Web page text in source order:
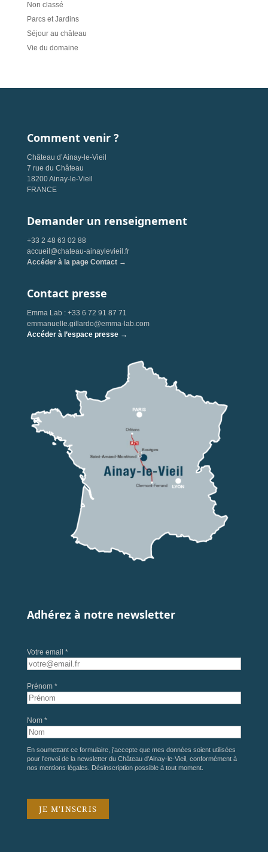
Non classé
Parcs et Jardins
Séjour au château
Vie du domaine
Comment venir ?
Château d’Ainay-le-Vieil
7 rue du Château
18200 Ainay-le-Vieil
FRANCE
Demander un renseignement
+33 2 48 63 02 88
accueil@chateau-ainaylevieil.fr
Accéder à la page Contact →
Contact presse
Emma Lab : +33 6 72 91 87 71
emmanuelle.gillardo@emma-lab.com
Accéder à l’espace presse →
Adhérez à notre newsletter
Votre email *
Prénom *
Nom *
En soumettant ce formulaire, j'accepte que mes données soient utilisées
pour l'envoi de la newsletter du Château d'Ainay-le-Vieil, conformément à
nos mentions légales . Désinscription possible à tout moment.